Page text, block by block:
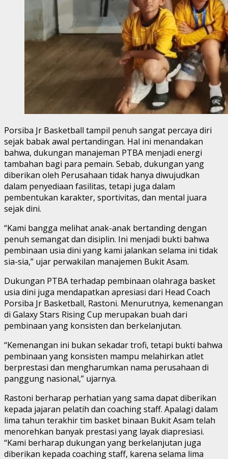
Porsiba Jr Basketball tampil penuh sangat percaya diri
sejak babak awal pertandingan. Hal ini menandakan
bahwa, dukungan manajeman PTBA menjadi energi
tambahan bagi para pemain. Sebab, dukungan yang
diberikan oleh Perusahaan tidak hanya diwujudkan
dalam penyediaan fasilitas, tetapi juga dalam
pembentukan karakter, sportivitas, dan mental juara
sejak dini.
“Kami bangga melihat anak-anak bertanding dengan
penuh semangat dan disiplin. Ini menjadi bukti bahwa
pembinaan usia dini yang kami jalankan selama ini tidak
sia-sia,” ujar perwakilan manajemen Bukit Asam.
Dukungan PTBA terhadap pembinaan olahraga basket
usia dini juga mendapatkan apresiasi dari Head Coach
Porsiba Jr Basketball, Rastoni. Menurutnya, kemenangan
di Galaxy Stars Rising Cup merupakan buah dari
pembinaan yang konsisten dan berkelanjutan.
“Kemenangan ini bukan sekadar trofi, tetapi bukti bahwa
pembinaan yang konsisten mampu melahirkan atlet
berprestasi dan mengharumkan nama perusahaan di
panggung nasional,” ujarnya.
Rastoni berharap perhatian yang sama dapat diberikan
kepada jajaran pelatih dan coaching staff. Apalagi dalam
lima tahun terakhir tim basket binaan Bukit Asam telah
menorehkan banyak prestasi yang layak diapresiasi.
“Kami berharap dukungan yang berkelanjutan juga
diberikan kepada coaching staff, karena selama lima